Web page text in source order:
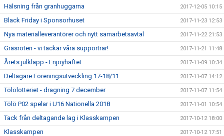
Hälsning från granhuggarna 2017-12-05 10:15
Black Friday i Sponsorhuset 2017-11-23 12:53
Nya materialleverantörer och nytt samarbetsavtal 2017-11-22 21:53
Gräsroten - vi tackar våra supportrar! 2017-11-21 11:48
Årets julklapp - Enjoyhäftet 2017-11-09 10:34
Deltagare Föreningsutveckling 17-18/11 2017-11-07 14:12
Tölölotteriet - dragning 7 december 2017-11-07 11:54
Tölö P02 spelar i U16 Nationella 2018 2017-11-01 10:54
Tack från deltagande lag i Klasskampen 2017-10-12 18:00
Klasskampen 2017-10-12 17:51